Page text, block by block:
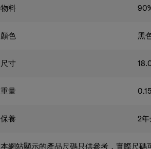
物料
顏色 黑
尺寸
重量 0.15
保養 2
本網站顯示的產品尺碼只供參考，實際尺